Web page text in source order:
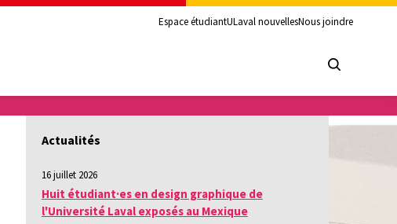
Espace étudiantULaval nouvellesNous joindre
Actualités
16 juillet 2026
Huit étudiant·es en design graphique de
l'Université Laval exposés au Mexique